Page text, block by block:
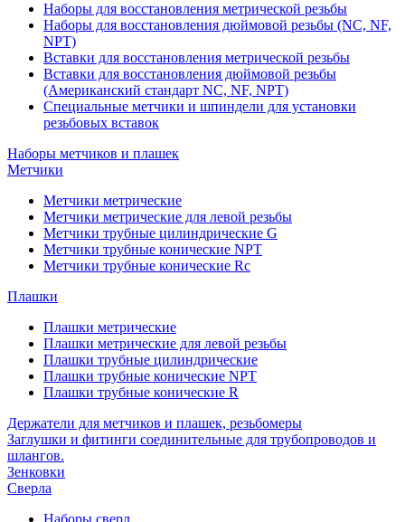
Наборы для восстановления метрической резьбы
Наборы для восстановления дюймовой резьбы (NC, NF,
NPT)
Вставки для восстановления метрической резьбы
Вставки для восстановления дюймовой резьбы
(Американский стандарт NC, NF, NPT)
Специальные метчики и шпиндели для установки
резьбовых вставок
Наборы метчиков и плашек
Метчики
Метчики метрические
Метчики метрические для левой резьбы
Метчики трубные цилиндрические G
Метчики трубные конические NPT
Метчики трубные конические Rc
Плашки
Плашки метрические
Плашки метрические для левой резьбы
Плашки трубные цилиндрические
Плашки трубные конические NPT
Плашки трубные конические R
Держатели для метчиков и плашек, резьбомеры
Заглушки и фитинги соединительные для трубопроводов и
шлангов.
Зенковки
Сверла